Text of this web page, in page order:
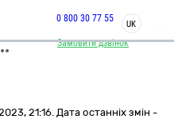
Замовити дзвінок
0 800 30 77 55
UK
21:16. Дата останніх змін -